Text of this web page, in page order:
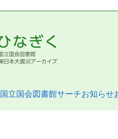
国立国会図書館サーチお知らせ